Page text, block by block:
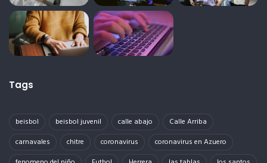
Tags
beisbol beisbol juvenil calle abajo
Calle Arriba
carnavales
chitre coronavirus
coronavirus en Azuero